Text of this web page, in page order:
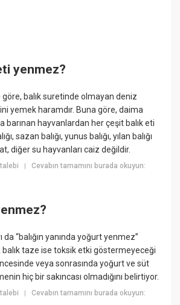
yenmez?
balık suretinde olmayan deniz
yemek haramdır. Buna göre, daima
barınan hayvanlardan her çeşit balık eti
sazan balığı, yunus balığı, yılan balığı
diğer su hayvanları caiz değildir.
|Cevabın tamamını burada okuyun:
da “balığın yanında yoğurt yenmez”
balık taze ise toksik etki göstermeyeceği
veya sonrasında yoğurt ve süt
hiç bir sakıncası olmadığını belirtiyor.
|Cevabın tamamını burada okuyun: